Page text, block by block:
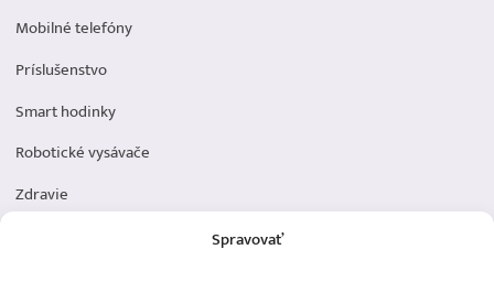
Spravovať
Mobilné telefóny
Príslušenstvo
Smart hodinky
Robotické vysávače
Zdravie